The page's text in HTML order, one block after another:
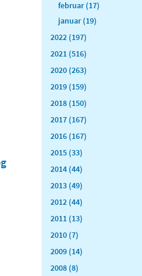
februar (17)
januar (19)
2022 (197)
2021 (516)
2020 (263)
2019 (159)
2018 (150)
2017 (167)
2016 (167)
2015 (33)
2014 (44)
2013 (49)
2012 (44)
2011 (13)
2010 (7)
2009 (14)
2008 (8)